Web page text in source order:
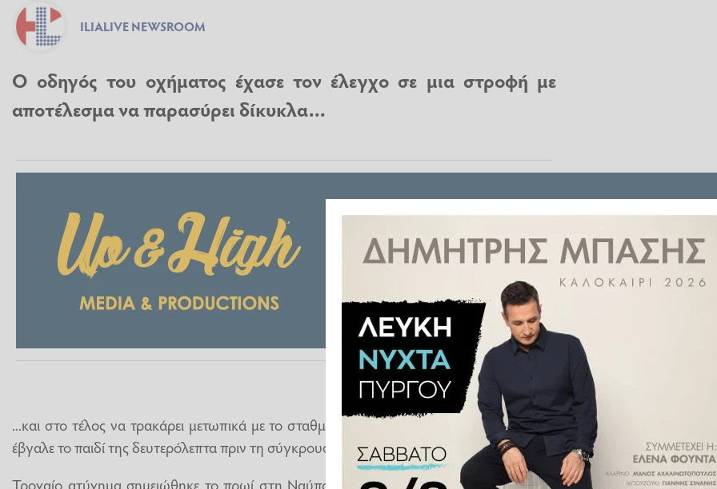
ILIALIVE NEWSROOM
Ο οδηγός του οχήματος έχασε τον έλεγχο σε μια στροφή με
αποτέλεσμα να παρασύρει δίκυκλα...
...και στο τέλος να τρακάρει μετωπικά με το σταθμευμένο αυτοκίνητο της γυναίκας που
έβγαλε το παιδί της δευτερόλεπτα πριν τη σύγκρουση.
Τροχαίο ατύχημα σημειώθηκε το πρωί στη Ναύπακτο, λίγο πριν την πλατεία Λιμανιού